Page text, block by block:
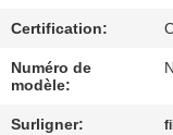
DE
QUALITÉ
Certification:
Numéro de
modèle:
Surligner: